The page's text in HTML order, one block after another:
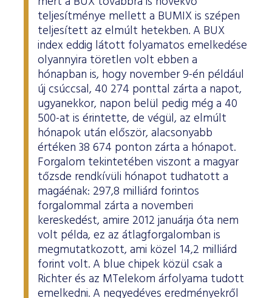
teljesítménye mellett a BUMIX is szépen
teljesített az elmúlt hetekben. A BUX
index eddig látott folyamatos emelkedése
olyannyira töretlen volt ebben a
hónapban is, hogy november 9-én például
új csúccsal, 40 274 ponttal zárta a napot,
ugyanekkor, napon belül pedig még a 40
500-at is érintette, de végül, az elmúlt
hónapok után először, alacsonyabb
értéken 38 674 ponton zárta a hónapot.
Forgalom tekintetében viszont a magyar
tőzsde rendkívüli hónapot tudhatott a
magáénak: 297,8 milliárd forintos
forgalommal zárta a novemberi
kereskedést, amire 2012 januárja óta nem
volt példa, ez az átlagforgalomban is
megmutatkozott, ami közel 14,2 milliárd
forint volt. A blue chipek közül csak a
Richter és az MTelekom árfolyama tudott
emelkedni. A negyedéves eredményekről